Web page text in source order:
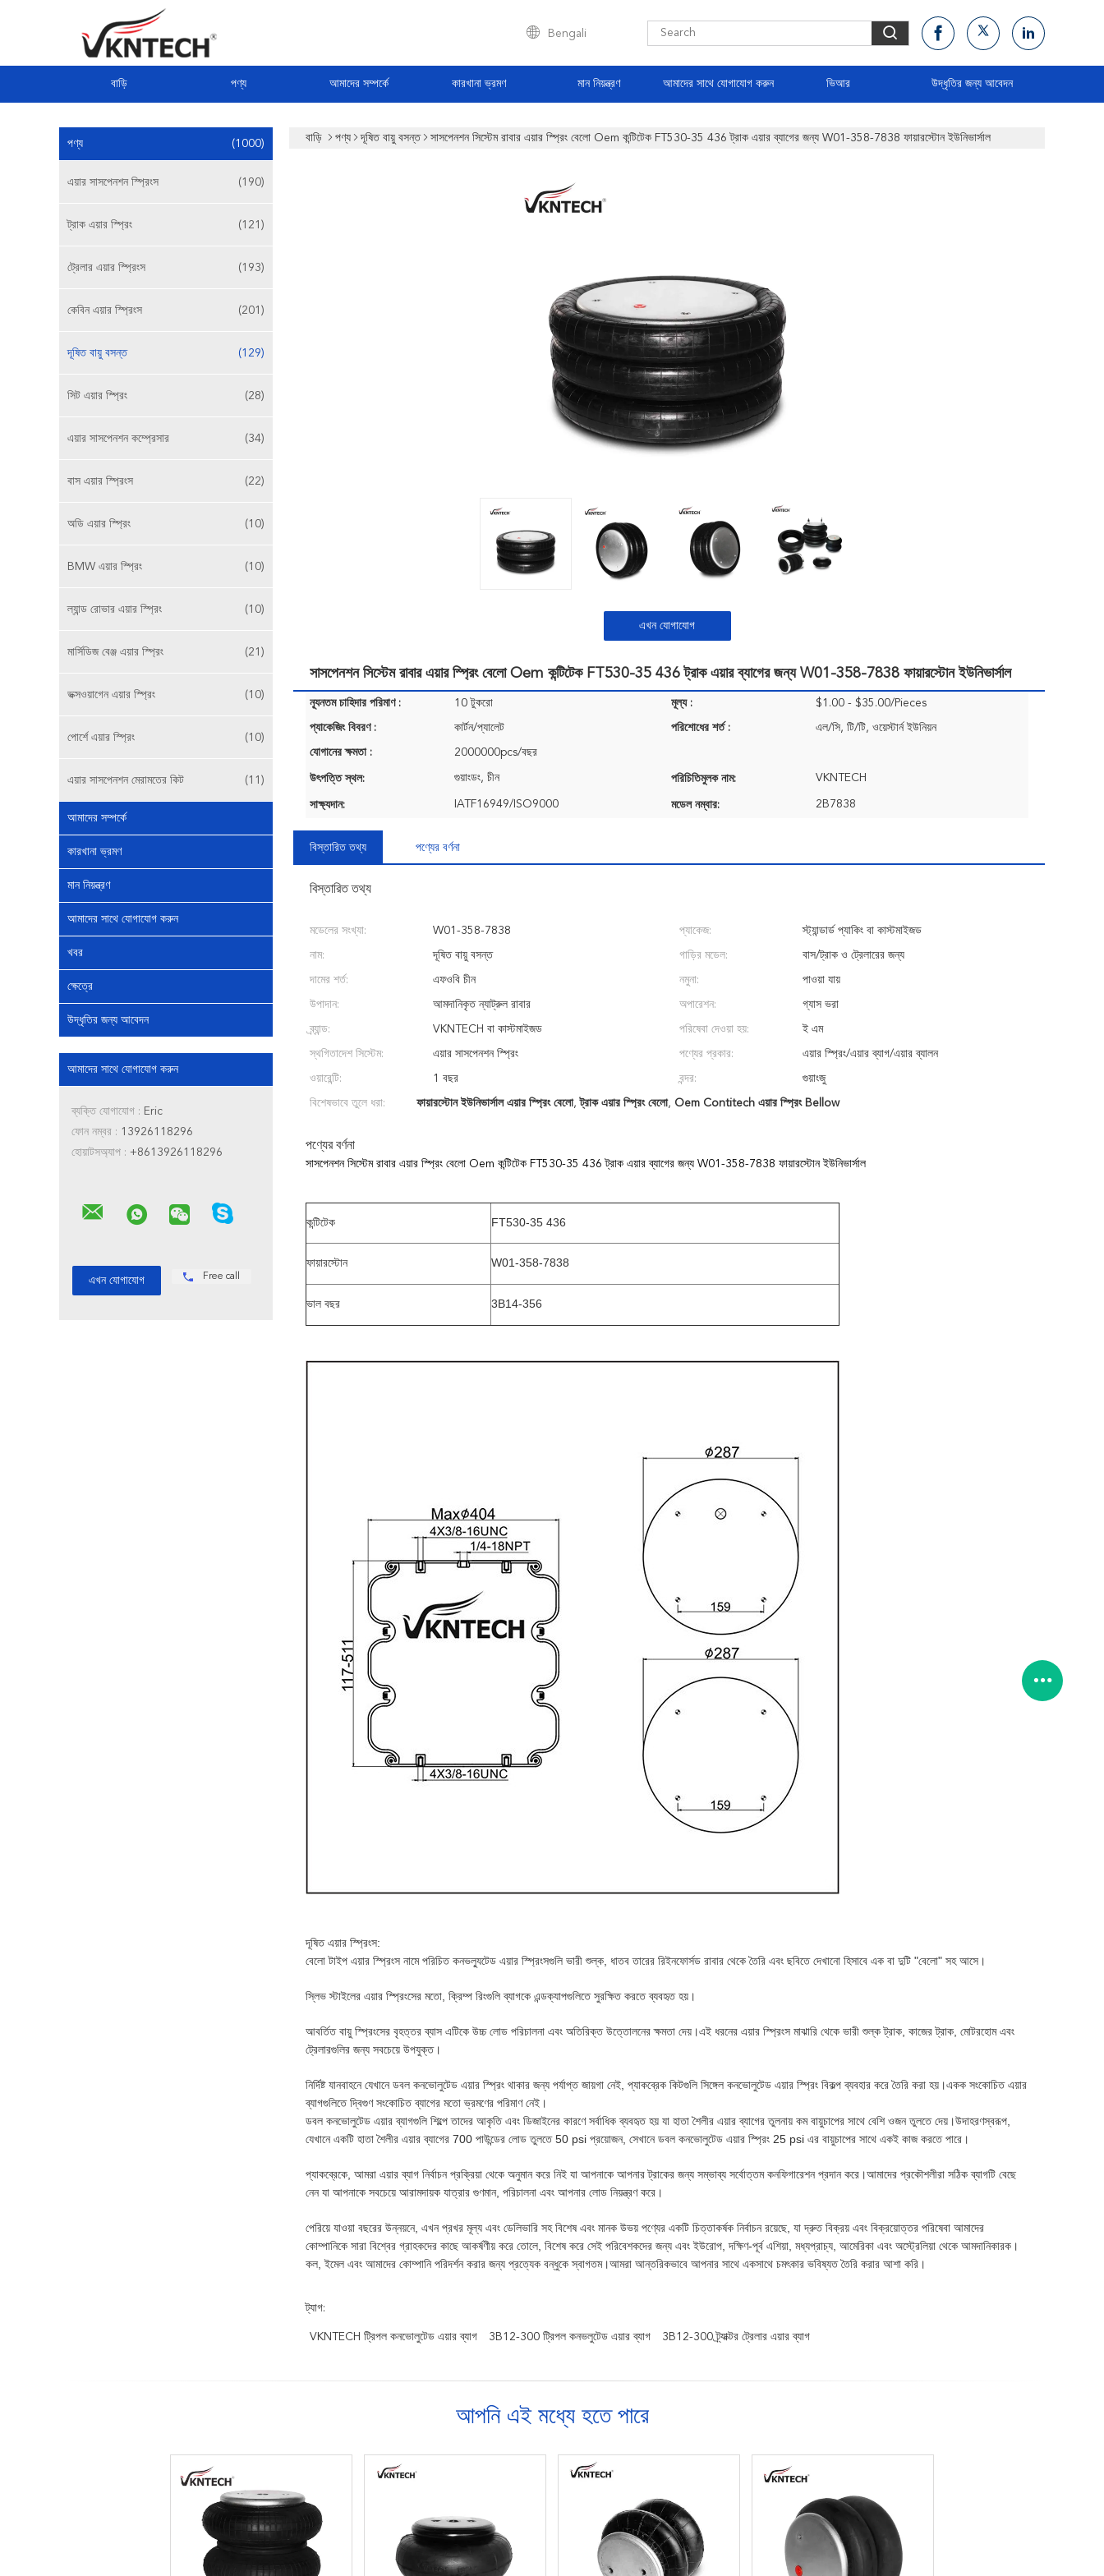
Bengali
বাড়ি পণ্য আমাদের সম্পর্কে কারখানা ভ্রমণ মান নিয়ন্ত্রণ আমাদের সাথে যোগাযোগ করুন ভিআর উদ্ধৃতির জন্য আবেদন
পণ্য (1000)
এয়ার সাসপেনশন স্প্রিংস (190)
ট্রাক এয়ার স্প্রিং (121)
ট্রেলার এয়ার স্প্রিংস (193)
কেবিন এয়ার স্প্রিংস (201)
দূষিত বায়ু বসন্ত (129)
সিট এয়ার স্প্রিং (28)
এয়ার সাসপেনশন কম্প্রেসার (34)
বাস এয়ার স্প্রিংস (22)
অডি এয়ার স্প্রিং (10)
BMW এয়ার স্প্রিং (10)
ল্যান্ড রোভার এয়ার স্প্রিং (10)
মার্সিডিজ বেঞ্জ এয়ার স্প্রিং (21)
ভক্সওয়াগেন এয়ার স্প্রিং (10)
পোর্শে এয়ার স্প্রিং (10)
এয়ার সাসপেনশন মেরামতের কিট (11)
আমাদের সম্পর্কে
কারখানা ভ্রমণ
মান নিয়ন্ত্রণ
আমাদের সাথে যোগাযোগ করুন
খবর
ক্ষেত্রে
উদ্ধৃতির জন্য আবেদন
আমাদের সাথে যোগাযোগ করুন
ব্যক্তি যোগাযোগ : Eric
ফোন নম্বর : 13926118296
হোয়াটসঅ্যাপ : +8613926118296
Free call
বাড়ি পণ্য দূষিত বায়ু বসন্ত সাসপেনশন সিস্টেম রাবার এয়ার স্প্রিং বেলো Oem কন্টিটেক FT530-35 436 ট্রাক এয়ার ব্যাগের জন্য W01-358-7838 ফায়ারস্টোন ইউনিভার্সাল
এখন যোগাযোগ
সাসপেনশন সিস্টেম রাবার এয়ার স্প্রিং বেলো Oem কন্টিটেক FT530-35 436 ট্রাক এয়ার ব্যাগের জন্য W01-358-7838 ফায়ারস্টোন ইউনিভার্সাল
ন্যূনতম চাহিদার পরিমাণ : 10 টুকরো মূল্য : $1.00 - $35.00/Pieces
প্যাকেজিং বিবরণ : কার্টন/প্যালেট পরিশোধের শর্ত : এল/সি, টি/টি, ওয়েস্টার্ন ইউনিয়ন
যোগানের ক্ষমতা : 2000000pcs/বছর
উৎপত্তি স্থল: গুয়াংডং, চীন পরিচিতিমুলক নাম: VKNTECH
সাক্ষ্যদান: IATF16949/ISO9000 মডেল নম্বার: 2B7838
বিস্তারিত তথ্য পণ্যের বর্ণনা
বিস্তারিত তথ্য
মডেলের সংখ্যা: W01-358-7838 প্যাকেজ: স্ট্যান্ডার্ড প্যাকিং বা কাস্টমাইজড
নাম: দূষিত বায়ু বসন্ত গাড়ির মডেল: বাস/ট্রাক ও ট্রেলারের জন্য
দামের শর্ত: এফওবি চীন নমুনা: পাওয়া যায়
উপাদান: আমদানিকৃত ন্যাট্রুল রাবার অপারেশন: গ্যাস ভরা
ব্র্যান্ড: VKNTECH বা কাস্টমাইজড পরিষেবা দেওয়া হয়: ই এম
স্থগিতাদেশ সিস্টেম: এয়ার সাসপেনশন স্প্রিং পণ্যের প্রকার: এয়ার স্প্রিং/এয়ার ব্যাগ/এয়ার ব্যালন
ওয়ারেন্টি: 1 বছর বন্দর: গুয়াংজু
বিশেষভাবে তুলে ধরা: ফায়ারস্টোন ইউনিভার্সাল এয়ার স্প্রিং বেলো,ট্রাক এয়ার স্প্রিং বেলো, Oem Contitech এয়ার স্প্রিং Bellow
পণ্যের বর্ণনা
সাসপেনশন সিস্টেম রাবার এয়ার স্প্রিং বেলো Oem কন্টিটেক FT530-35 436 ট্রাক এয়ার ব্যাগের জন্য W01-358-7838 ফায়ারস্টোন ইউনিভার্সাল
কন্টিটেক FT530-35 436
ফায়ারস্টোন W01-358-7838
ভাল বছর 3B14-356
দূষিত এয়ার স্প্রিংস:
বেলো টাইপ এয়ার স্প্রিংস নামে পরিচিত কনভল্যুটেড এয়ার স্প্রিংসগুলি ভারী শুল্ক, ধাতব তারের রিইনফোর্সড রাবার থেকে তৈরি এবং ছবিতে দেখানো হিসাবে এক বা দুটি "বেলো" সহ আসে।
স্লিভ স্টাইলের এয়ার স্প্রিংসের মতো, ক্রিম্প রিংগুলি ব্যাগকে এন্ডক্যাপগুলিতে সুরক্ষিত করতে ব্যবহৃত হয়।
আবর্তিত বায়ু স্প্রিংসের বৃহত্তর ব্যাস এটিকে উচ্চ লোড পরিচালনা এবং অতিরিক্ত উত্তোলনের ক্ষমতা দেয়।এই ধরনের এয়ার স্প্রিংস মাঝারি থেকে ভারী শুল্ক ট্রাক, কাজের ট্রাক, মোটরহোম এবং
ট্রেলারগুলির জন্য সবচেয়ে উপযুক্ত।
নির্দিষ্ট যানবাহনে যেখানে ডবল কনভোলুটেড এয়ার স্প্রিং থাকার জন্য পর্যাপ্ত জায়গা নেই, প্যাকব্রেক কিটগুলি সিঙ্গেল কনভোলুটেড এয়ার স্প্রিং বিকল্প ব্যবহার করে তৈরি করা হয়।একক সংকোচিত এয়ার
ব্যাগগুলিতে দ্বিগুণ সংকোচিত ব্যাগের মতো ভ্রমণের পরিমাণ নেই।
ডবল কনভোলুটেড এয়ার ব্যাগগুলি শিল্পে তাদের আকৃতি এবং ডিজাইনের কারণে সর্বাধিক ব্যবহৃত হয় যা হাতা শৈলীর এয়ার ব্যাগের তুলনায় কম বায়ুচাপের সাথে বেশি ওজন তুলতে দেয়।উদাহরণস্বরূপ,
যেখানে একটি হাতা শৈলীর এয়ার ব্যাগের 700 পাউন্ডের লোড তুলতে 50 psi প্রয়োজন, সেখানে ডবল কনভোলুটেড এয়ার স্প্রিং 25 psi এর বায়ুচাপের সাথে একই কাজ করতে পারে।
প্যাকব্রেকে, আমরা এয়ার ব্যাগ নির্বাচন প্রক্রিয়া থেকে অনুমান করে নিই যা আপনাকে আপনার ট্রাকের জন্য সম্ভাব্য সর্বোত্তম কনফিগারেশন প্রদান করে।আমাদের প্রকৌশলীরা সঠিক ব্যাগটি বেছে
নেন যা আপনাকে সবচেয়ে আরামদায়ক যাত্রার গুণমান, পরিচালনা এবং আপনার লোড নিয়ন্ত্রণ করে।
পেরিয়ে যাওয়া বছরের উন্নয়নে, এখন প্রখর মূল্য এবং ডেলিভারি সহ বিশেষ এবং মানক উভয় পণ্যের একটি চিত্তাকর্ষক নির্বাচন রয়েছে, যা দ্রুত বিক্রয় এবং বিক্রয়োত্তর পরিষেবা আমাদের
কোম্পানিকে সারা বিশ্বের গ্রাহকদের কাছে আকর্ষণীয় করে তোলে, বিশেষ করে সেই পরিবেশকদের জন্য এবং ইউরোপ, দক্ষিণ-পূর্ব এশিয়া, মধ্যপ্রাচ্য, আমেরিকা এবং অস্ট্রেলিয়া থেকে আমদানিকারক।
কল, ইমেল এবং আমাদের কোম্পানি পরিদর্শন করার জন্য প্রত্যেক বন্ধুকে স্বাগতম।আমরা আন্তরিকভাবে আপনার সাথে একসাথে চমৎকার ভবিষ্যত তৈরি করার আশা করি।
ট্যাগ:
VKNTECH ট্রিপল কনভোলুটেড এয়ার ব্যাগ 3B12-300 ট্রিপল কনভলুটেড এয়ার ব্যাগ 3B12-300 ট্র্যাক্টর ট্রেলার এয়ার ব্যাগ
আপনি এই মধ্যে হতে পারে